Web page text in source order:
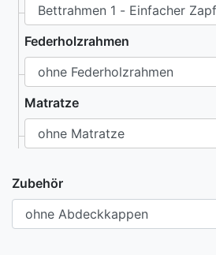
Federholzrahmen
Matratze
Zubehör